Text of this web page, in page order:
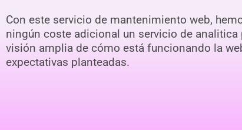
Con este servicio de mantenimiento web,
ningún coste adicional un servicio de analitica
visión amplia de cómo está funcionando la
expectativas planteadas.